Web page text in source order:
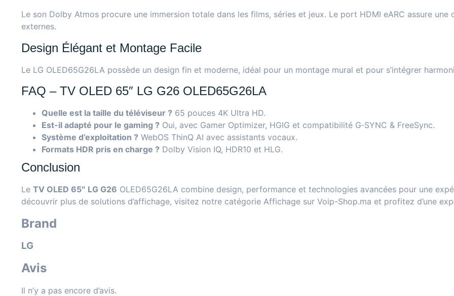
Le son Dolby Atmos procure une immersion totale dans les films, séries et jeux. Le port HDMI eARC assure
externes.
Design Élégant et Montage Facile
Le LG OLED65G26LA possède un design fin et moderne, idéal pour un montage mural et pour s’intégrer
FAQ – TV OLED 65″ LG G26 OLED65G26LA
Quelle est la taille du téléviseur ? 65 pouces 4K Ultra HD.
Est-il adapté pour le gaming ? Oui, avec Gamer Optimizer, HGIG et compatibilité G‑SYNC & FreeSync.
Système d’exploitation ? WebOS ThinQ AI avec assistants vocaux.
Formats HDR pris en charge ? Dolby Vision IQ, HDR10 et HLG.
Conclusion
Le TV OLED 65″ LG G26 OLED65G26LA combine design, performance et technologies avancées pour une
découvrir plus de solutions d’affichage, visitez notre catégorie Affichage sur Voip-Shop.ma et profitez d’une
Brand
LG
Avis
Il n’y a pas encore d’avis.